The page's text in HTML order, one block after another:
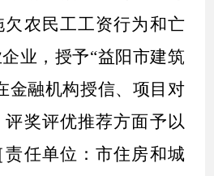
农民工工资行为和亡
业，授予“益阳市建筑
金融机构授信、项目对
奖评优推荐方面予以
任单位：市住房和城